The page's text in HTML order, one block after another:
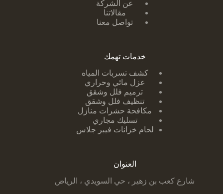
عن الشركة
مقالاتنا
تواصل معنا
خدمات تهمك
كشف تسربات ا لمياه
عزل مائي وحراري
ترميم فلل وشقق
تنظيف فلل وشقق
مكافحة حشرات منازل
تسليك مجاري
لحام خزانات فيبر جلاس
العنوان
شارع كعب بن زهير ، حي السويدي ، الرياض